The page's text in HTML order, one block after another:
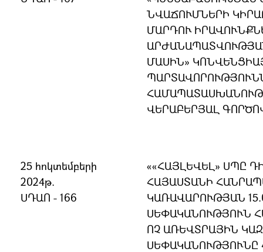
ՆՎԱՃՈՒՄՆԵՐԻ
ՄԱՐԴՈՒ
ՄԱՍԻՆ»
ՎԵՐԱԲԵՐՅԱԼ
25 հոկտեմբերի
2024թ.
ՍԴԱՈ - 166
««ՀԱՅԼԵՎԵԼ» ՍՊԸ
ՀԱՅԱՍՏԱՆԻ
ԿԱՌԱՎԱՐՈՒԹՅԱՆ
ՍԵՓԱԿԱՆՈՒԹՅՈՒՆ
ՈՉ ԱՌԵՎՏՐԱՅԻՆ
ՍԵՓԱԿԱՆՈՒԹՅՈՒՆԸ